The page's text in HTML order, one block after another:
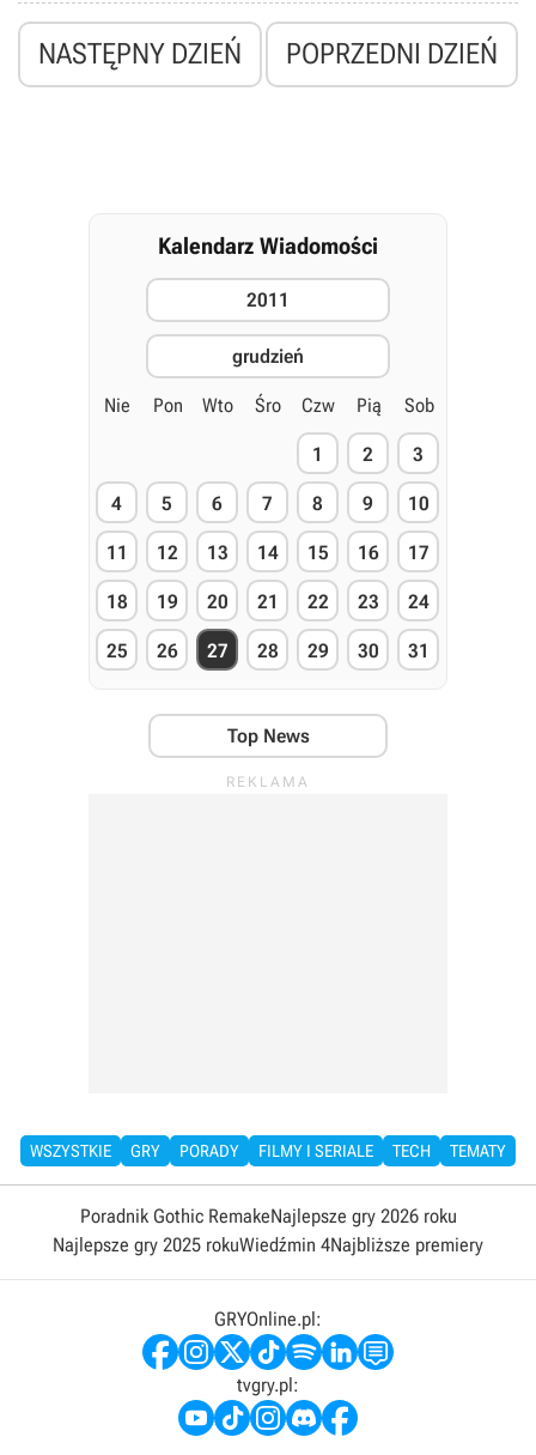
NASTĘPNY DZIEŃ POPRZEDNI DZIEŃ
Kalendarz Wiadomości
2011
grudzień
Nie Pon Wto Śro Czw Pią Sob
1 2 3
4 5 6 7 8 9 10
11 12 13 14 15 16 17
18 19 20 21 22 23 24
25 26 27 28 29 30 31
Top News
WSZYSTKIE GRY PORADY FILMY I SERIALE TECH TEMATY
Poradnik Gothic RemakeNajlepsze gry 2026 roku
Najlepsze gry 2025 rokuWiedźmin 4Najbliższe premiery
GRYOnline.pl:
tvgry.pl: